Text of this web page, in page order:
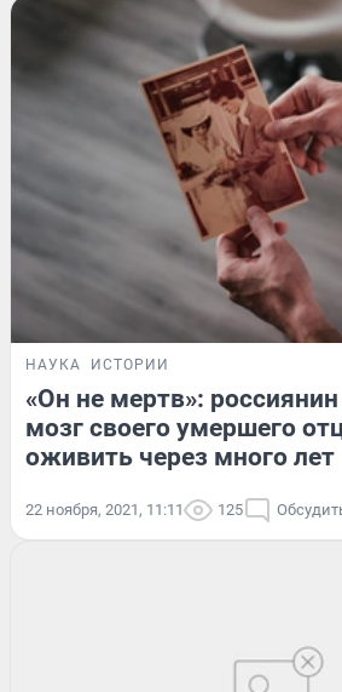
НАУКА ИСТОРИИ
«Он не мертв»:
мозг своего умершего
оживить через много лет
22 ноября, 2021, 11:11 125